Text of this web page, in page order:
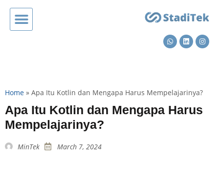
Home » Apa Itu Kotlin dan Mengapa Harus Mempelajarinya?
Apa Itu Kotlin dan Mengapa Harus
Mempelajarinya?
MinTek March 7, 2024